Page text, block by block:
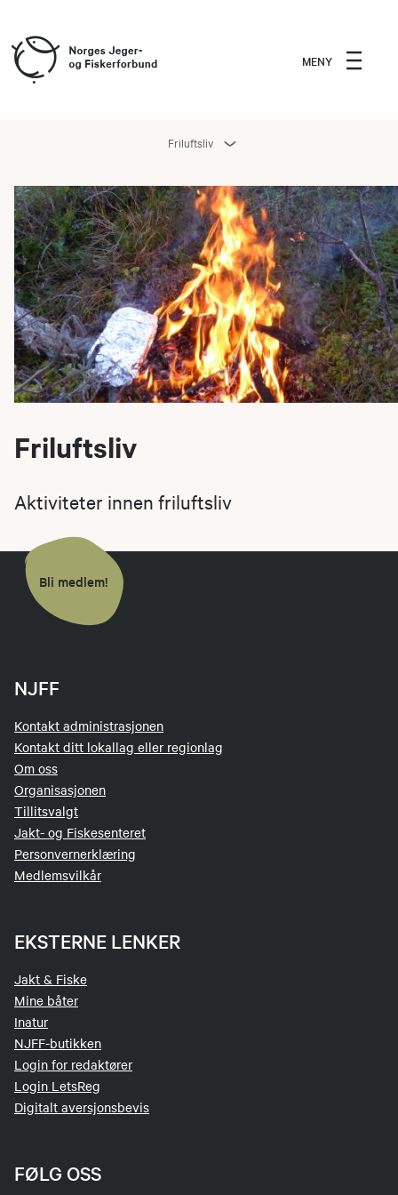
MENY
Friluftsliv
Friluftsliv
Aktiviteter innen friluftsliv
Bli medlem!
NJFF
Kontakt administrasjonen
Kontakt ditt lokallag eller regionlag
Om oss
Organisasjonen
Tillitsvalgt
Jakt- og Fiskesenteret
Personvernerklæring
Medlemsvilkår
EKSTERNE LENKER
Jakt & Fiske
Mine båter
Inatur
NJFF-butikken
Login for redaktører
Login LetsReg
Digitalt aversjonsbevis
FØLG OSS